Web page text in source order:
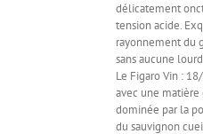
délicatement
tension acide.
rayonnement du
sans aucune
Le Figaro Vin :
avec une
dominée par la
du sauvignon